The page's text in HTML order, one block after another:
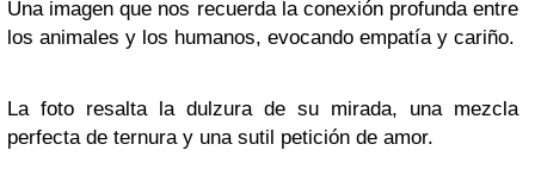
Una imagen que nos recuerda la conexión profunda entre
los animales y los humanos, evocando empatía y cariño.
La foto resalta la dulzura de su mirada, una mezcla
perfecta de ternura y una sutil petición de amor.